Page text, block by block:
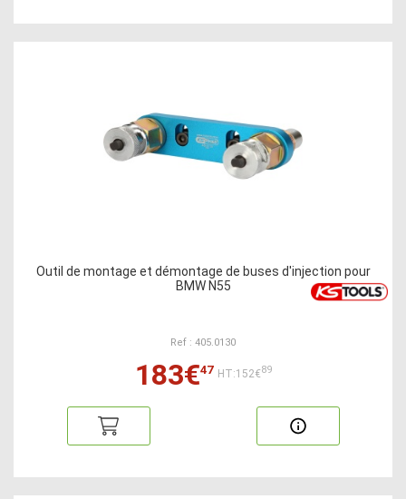
Outil de montage et démontage de buses d'injection pour
BMW N55
Ref : 405.0130
183€47 HT:152€89